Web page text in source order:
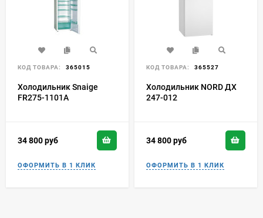
КОД ТОВАРА: 365015
Холодильник Snaige
FR275-1101A
34 800руб
КОД ТОВАРА: 365527
Холодильник NORD ДХ
247-012
34 800руб